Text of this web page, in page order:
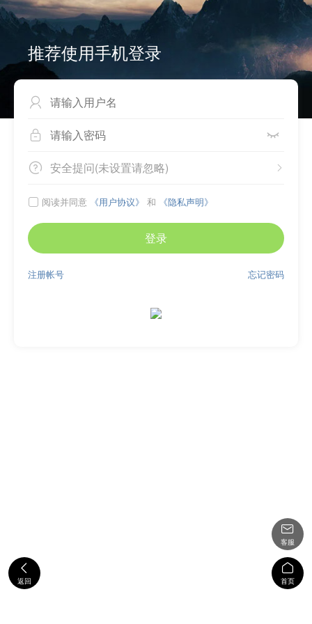
推荐使用手机登录

 
 
安全提问(未设置请忽略)
 阅读并同意 《用户协议》 和 《隐私声明》
登录
忘记密码
注册帐号

返回

客服

首页